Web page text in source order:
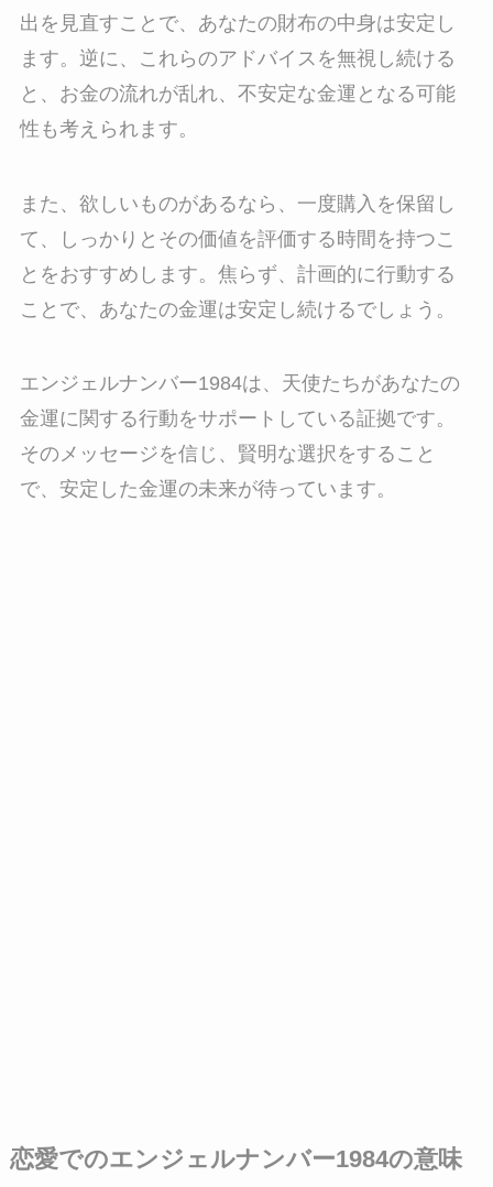
出を見直すことで、あなたの財布の中身は安定し
ます。逆に、これらのアドバイスを無視し続ける
と、お金の流れが乱れ、不安定な金運となる可能
性も考えられます。
また、欲しいものがあるなら、一度購入を保留し
て、しっかりとその価値を評価する時間を持つこ
とをおすすめします。焦らず、計画的に行動する
ことで、あなたの金運は安定し続けるでしょう。
エンジェルナンバー1984は、天使たちがあなたの
金運に関する行動をサポートしている証拠です。
そのメッセージを信じ、賢明な選択をすること
で、安定した金運の未来が待っています。
恋愛でのエンジェルナンバー1984の意味